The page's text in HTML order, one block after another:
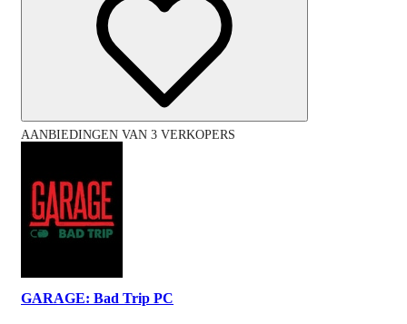
AANBIEDINGEN VAN 3 VERKOPERS
GARAGE: Bad Trip PC